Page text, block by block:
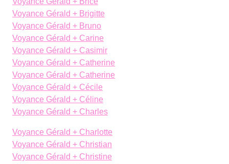
Voyance Gérald + Brigitte
Voyance Gérald + Bruno
Voyance Gérald + Carine
Voyance Gérald + Casimir
Voyance Gérald + Catherine
Voyance Gérald + Catherine
Voyance Gérald + Cécile
Voyance Gérald + Céline
Voyance Gérald + Charles
Voyance Gérald + Charlotte
Voyance Gérald + Christian
Voyance Gérald + Christine